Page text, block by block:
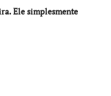
Ele simplesmente